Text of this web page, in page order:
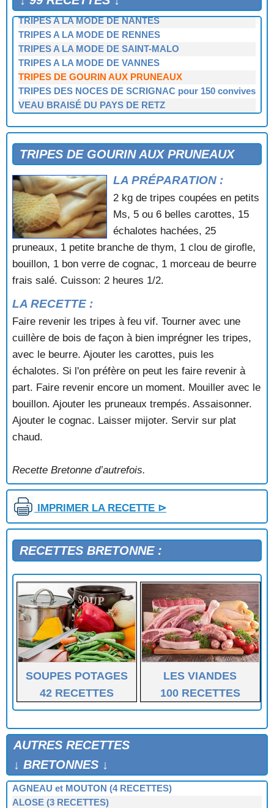
TRIPES A LA BIGOUDENN
TRIPES A LA MODE DE NANTES
TRIPES A LA MODE DE RENNES
TRIPES A LA MODE DE SAINT-MALO
TRIPES A LA MODE DE VANNES
TRIPES DE GOURIN AUX PRUNEAUX
TRIPES DES NOCES DE SCRIGNAC pour 150 convives
VEAU BRAISÉ DU PAYS DE RETZ
TRIPES DE GOURIN AUX PRUNEAUX
LA PRÉPARATION :
2 kg de tripes coupées en petits
Ms, 5 ou 6 belles carottes, 15
échalotes hachées, 25
pruneaux, 1 petite branche de thym, 1 clou de girofle,
bouillon, 1 bon verre de cognac, 1 morceau de beurre
frais salé. Cuisson: 2 heures 1/2.
LA RECETTE :
Faire revenir les tripes à feu vif. Tourner avec une
cuillère de bois de façon à bien imprégner les tripes,
avec le beurre. Ajouter les carottes, puis les
échalotes. Si l'on préfère on peut les faire revenir à
part. Faire revenir encore un moment. Mouiller avec le
bouillon. Ajouter les pruneaux trempés. Assaisonner.
Ajouter le cognac. Laisser mijoter. Servir sur plat
chaud.
Recette Bretonne d’autrefois.
IMPRIMER LA RECETTE ⊳
RECETTES BRETONNE :
SOUPES POTAGES
42 RECETTES
LES VIANDES
100 RECETTES
AUTRES RECETTES
↓ BRETONNES ↓
AGNEAU et MOUTON (4 RECETTES)
ALOSE (3 RECETTES)